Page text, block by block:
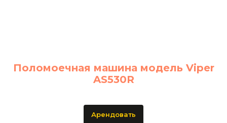
Поломоечная машина модель Viper
AS530R
Арендовать